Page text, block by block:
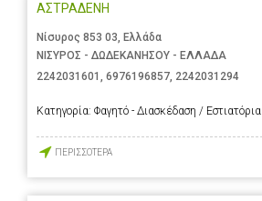
ΑΣΤΡΑΔΕΝΗ
Νίσυρος 853 03, Ελλάδα
ΝΙΣΥΡΟΣ - ΔΩΔΕΚΑΝΗΣΟΥ - ΕΛΛΑΔΑ
2242031601 , 6976196857, 2242031294
Κατηγορία: Φαγητό - Διασκέδαση / Εστιατόρια
ΠΕΡΙΣΣΟΤΕΡΑ